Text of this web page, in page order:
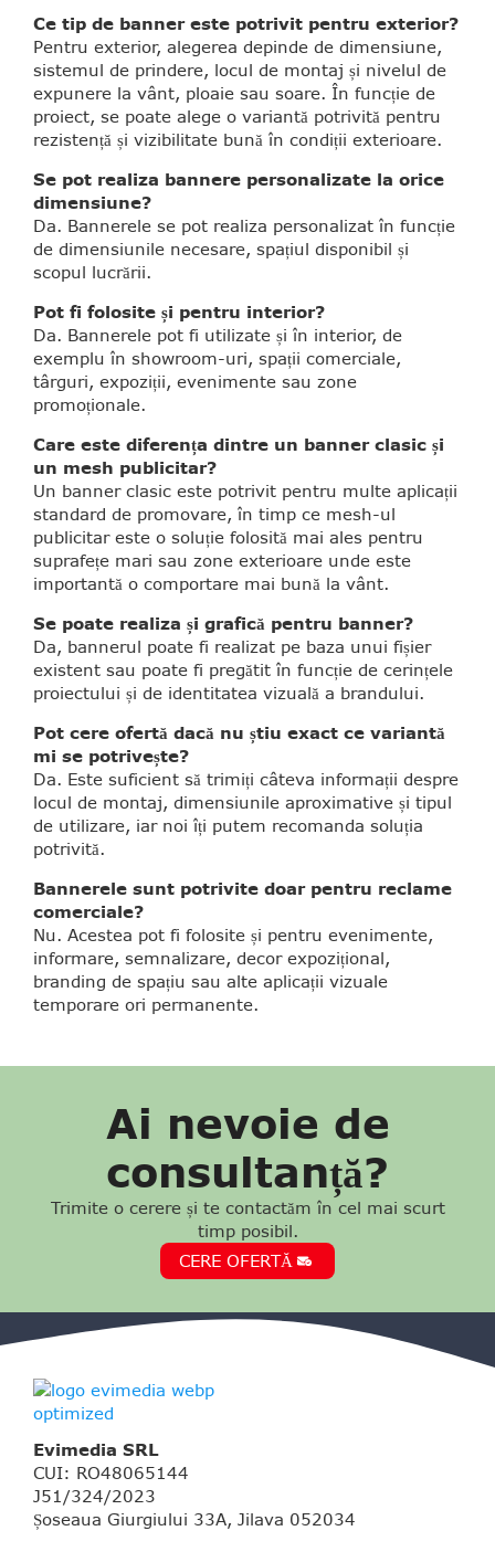
Ce tip de banner este potrivit pentru exterior?
Pentru exterior, alegerea depinde de dimensiune,
sistemul de prindere, locul de montaj și nivelul de
expunere la vânt, ploaie sau soare. În funcție de
proiect, se poate alege o variantă potrivită pentru
rezistență și vizibilitate bună în condiții exterioare.
Se pot realiza bannere personalizate la orice
dimensiune?
Da. Bannerele se pot realiza personalizat în funcție
de dimensiunile necesare, spațiul disponibil și
scopul lucrării.
Pot fi folosite și pentru interior?
Da. Bannerele pot fi utilizate și în interior, de
exemplu în showroom-uri, spații comerciale,
târguri, expoziții, evenimente sau zone
promoționale.
Care este diferența dintre un banner clasic și
un mesh publicitar?
Un banner clasic este potrivit pentru multe aplicații
standard de promovare, în timp ce mesh-ul
publicitar este o soluție folosită mai ales pentru
suprafețe mari sau zone exterioare unde este
importantă o comportare mai bună la vânt.
Se poate realiza și grafică pentru banner?
Da, bannerul poate fi realizat pe baza unui fișier
existent sau poate fi pregătit în funcție de cerințele
proiectului și de identitatea vizuală a brandului.
Pot cere ofertă dacă nu știu exact ce variantă
mi se potrivește?
Da. Este suficient să trimiți câteva informații despre
locul de montaj, dimensiunile aproximative și tipul
de utilizare, iar noi îți putem recomanda soluția
potrivită.
Bannerele sunt potrivite doar pentru reclame
comerciale?
Nu. Acestea pot fi folosite și pentru evenimente,
informare, semnalizare, decor expozițional,
branding de spațiu sau alte aplicații vizuale
temporare ori permanente.
Ai nevoie de
consultanță?
Trimite o cerere și te contactăm în cel mai scurt
timp posibil.
CERE OFERTĂ
Evimedia SRL
CUI: RO48065144
J51/324/2023
Șoseaua Giurgiului 33A, Jilava 052034